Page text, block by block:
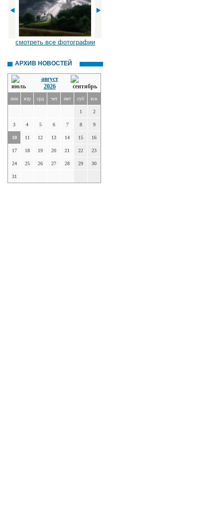
смотреть все фотографии
АРХИВ НОВОСТЕЙ
август
2026
пон втр срд чет пят суб вск
1 2
3 4 5 6 7 8 9
10 11 12 13 14 15 16
17 18 19 20 21 22 23
24 25 26 27 28 29 30
31